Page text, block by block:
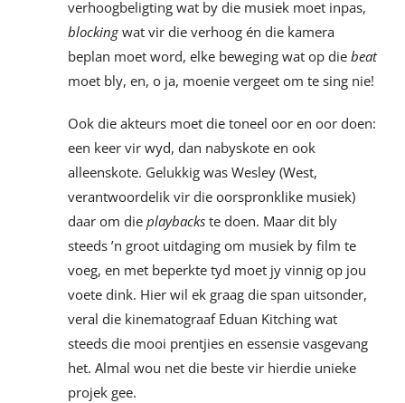
verhoogbeligting wat by die musiek moet inpas,
blockingwat vir die verhoog én die kamera
beplan moet word, elke beweging wat op die beat
moet bly, en, o ja, moenie vergeet om te sing nie!
Ook die akteurs moet die toneel oor en oor doen:
een keer vir wyd, dan nabyskote en ook
alleenskote. Gelukkig was Wesley (West,
verantwoordelik vir die oorspronklike musiek)
daar om die playbackste doen. Maar dit bly
steeds ’n groot uitdaging om musiek by film te
voeg, en met beperkte tyd moet jy vinnig op jou
voete dink. Hier wil ek graag die span uitsonder,
veral die kinematograaf Eduan Kitching wat
steeds die mooi prentjies en essensie vasgevang
het. Almal wou net die beste vir hierdie unieke
projek gee.